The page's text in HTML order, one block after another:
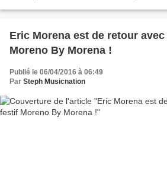
Eric Morena est de retour
Moreno By Morena !
Publié le 06/04/2016 à 06:49
Par Steph Musicnation